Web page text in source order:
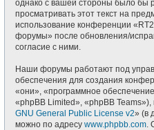
однако с вашей стороны было бы
просматривать этот текст на
использование конференции
форумы» после обновления/
согласие с ними.
Наши форумы работают под
обеспечения для создания
«они», «программное
«phpBB Limited», «phpBB
GNU General Public License v2» (в
можно по адресу www.phpbb.com.